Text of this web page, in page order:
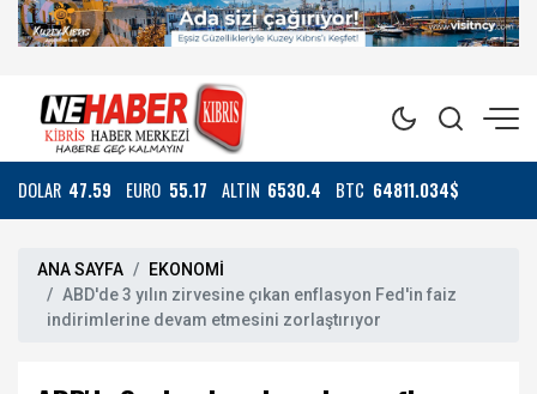
DOLAR 47.59 EURO 55.17 ALTIN 6530.4 BTC 64811.034$
ANA SAYFA
EKONOMİ
ABD'de 3 yılın zirvesine çıkan enflasyon Fed'in faiz
indirimlerine devam etmesini zorlaştırıyor